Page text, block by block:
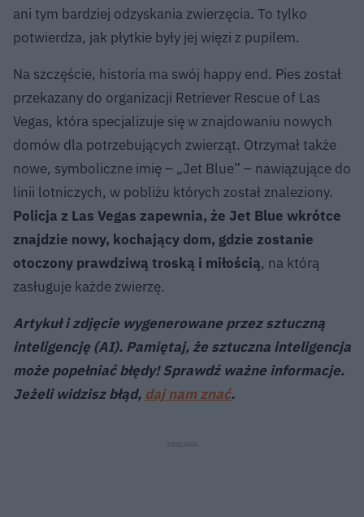
ani tym bardziej odzyskania zwierzęcia. To tylko
potwierdza, jak płytkie były jej więzi z pupilem.
Na szczęście, historia ma swój happy end. Pies został
przekazany do organizacji Retriever Rescue of Las
Vegas, która specjalizuje się w znajdowaniu nowych
domów dla potrzebujących zwierząt. Otrzymał także
nowe, symboliczne imię – „Jet Blue” – nawiązujące do
linii lotniczych, w pobliżu których został znaleziony.
Policja z Las Vegas zapewnia, że Jet Blue wkrótce
znajdzie nowy, kochający dom, gdzie zostanie
otoczony prawdziwą troską i miłością, na którą
zasługuje każde zwierzę.
Artykuł i zdjęcie wygenerowane przez sztuczną
inteligencję (AI). Pamiętaj, że sztuczna inteligencja
może popełniać błędy! Sprawdź ważne informacje.
Jeżeli widzisz błąd, daj nam znać.